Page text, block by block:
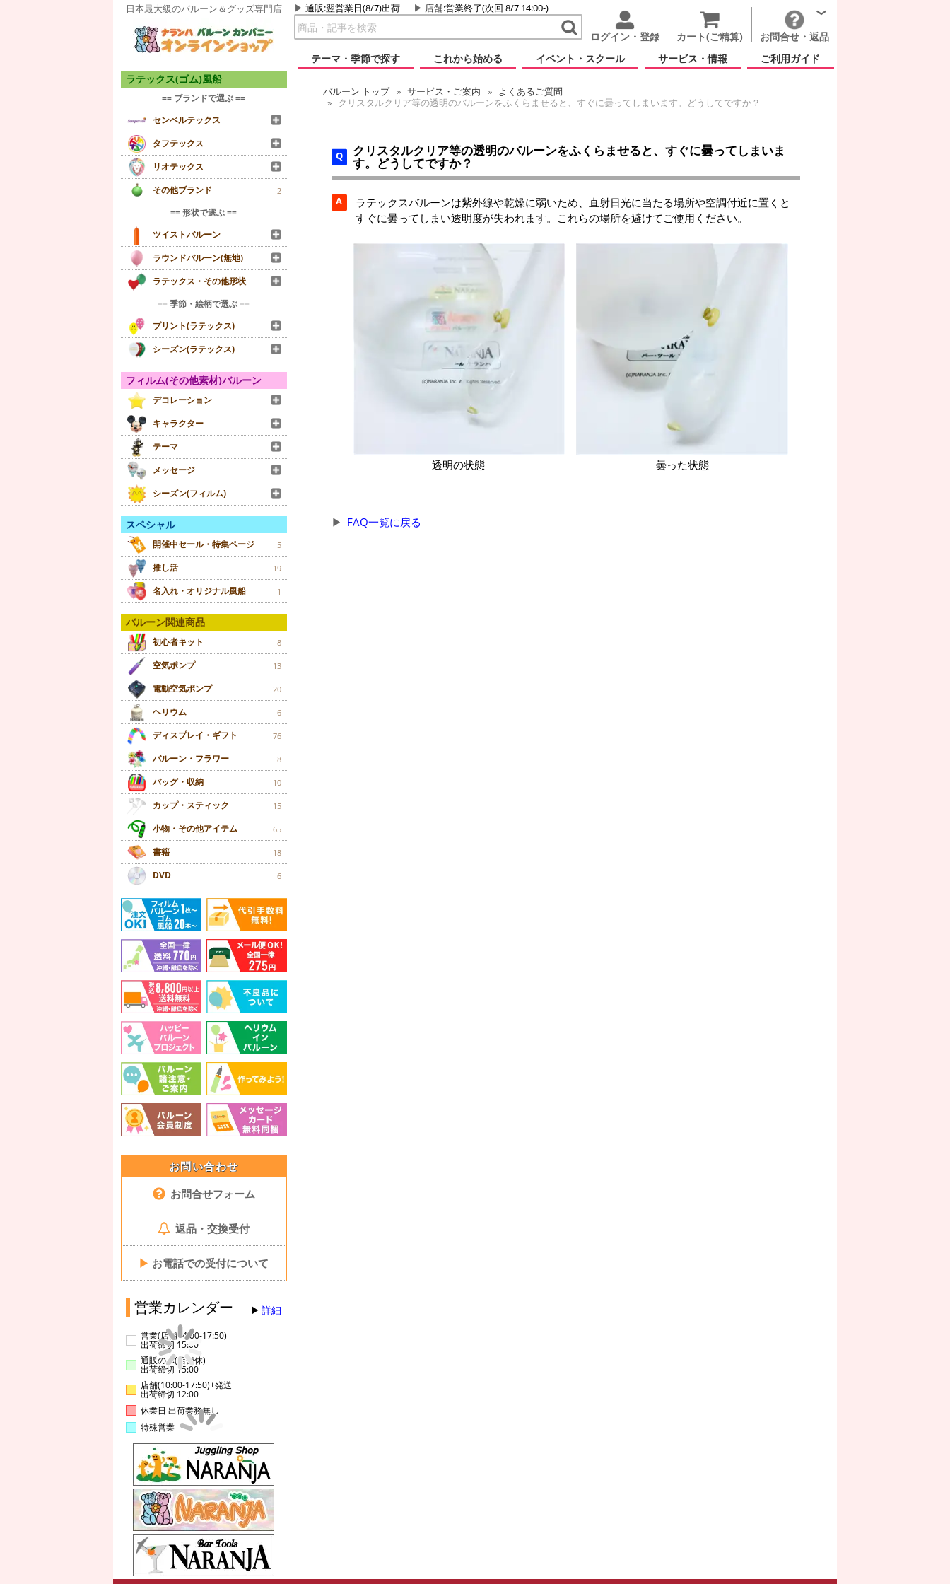
日本最大級のバルーン＆グッズ専門店 通販:翌営業日(8/7)出荷 店舗:営業終了(次回 8/7 14:00-)
ログイン・登録 カート(ご精算)
お問合せ・返品
テーマ・季節で探す
これから始める イベント・スクール サービス・情報 ご利用ガイド
ラテックス(ゴム)風船
== ブランドで選ぶ ==
センペルテックス
タフテックス
リオテックス
その他ブランド
2
== 形状で選ぶ ==
ツイストバルーン
ラウンドバルーン(無地)
ラテックス・その他形状
== 季節・絵柄で選ぶ ==
プリント(ラテックス)
シーズン(ラテックス)
フィルム(その他素材)バルーン
デコレーション
キャラクター
テーマ
メッセージ
シーズン(フィルム)
スペシャル
開催中セール・特集ページ 5
推し活 19
名入れ・オリジナル風船 1
バルーン関連商品
初心者キット 8
空気ポンプ 13
電動空気ポンプ 20
ヘリウム 6
ディスプレイ・ギフト 76
バルーン・フラワー 8
バッグ・収納 10
カップ・スティック 15
小物・その他アイテム 65
書籍 18
DVD 6
お問い合わせ
お問合せフォーム
返品・交換受付
▶ お電話での受付について
営業カレンダー 詳細
営業(店舗14:00-17:50)
出荷締切 15:00
通販のみ(店舗休)
出荷締切 15:00
店舗(10:00-17:50)+発送
出荷締切 12:00
休業日 出荷業務無し
特殊営業
バルーン トップ サービス・ご案内
よくあるご質問
クリスタルクリア等の透明のバルーンをふくらませると、すぐに曇ってしまいます。どうしてですか？
クリスタルクリア等の透明のバルーンをふくらませると、すぐに曇ってしまいま
す。どうしてですか？
A
ラテックスバルーンは紫外線や乾燥に弱いため、直射日光に当たる場所や空調付近に置くと
すぐに曇ってしまい透明度が失われます。これらの場所を避けてご使用ください。
透明の状態 曇った状態
FAQ一覧に戻る